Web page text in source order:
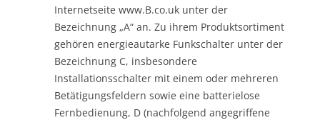
Internetseite www.B.co.uk unter der
Bezeichnung „A“ an. Zu ihrem Produktsortiment
gehören energieautarke Funkschalter unter der
Bezeichnung C, insbesondere
Installationsschalter mit einem oder mehreren
Betätigungsfeldern sowie eine batterielose
Fernbedienung, D (nachfolgend angegriffene